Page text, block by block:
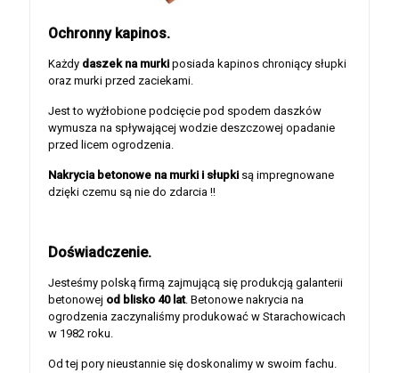
Ochronny kapinos.
Każdy daszek na murki posiada kapinos chroniący słupki
oraz murki przed zaciekami.
Jest to wyżłobione podcięcie pod spodem daszków
wymusza na spływającej wodzie deszczowej opadanie
przed licem ogrodzenia.
Nakrycia betonowe na murki i słupki są impregnowane
dzięki czemu są nie do zdarcia !!
Doświadczenie.
Jesteśmy polską firmą zajmującą się produkcją galanterii
betonowej od blisko 40 lat. Betonowe nakrycia na
ogrodzenia zaczynaliśmy produkować w Starachowicach
w 1982 roku.
Od tej pory nieustannie się doskonalimy w swoim fachu.